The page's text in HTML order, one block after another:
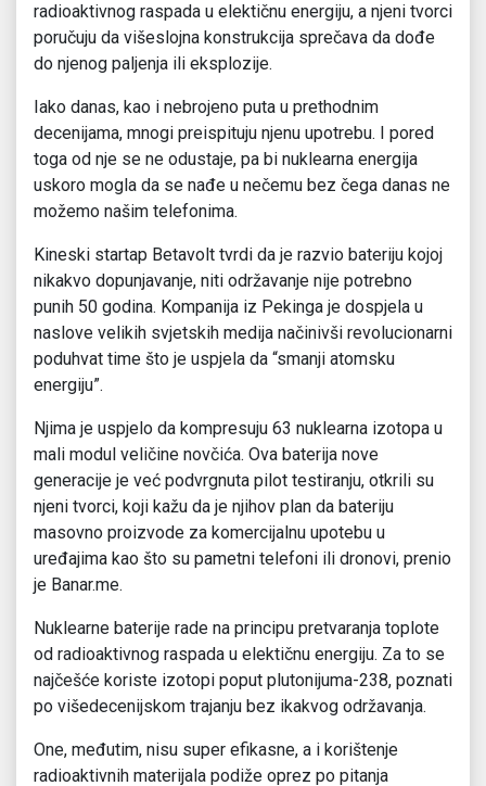
radioaktivnog raspada u elektičnu energiju, a njeni tvorci
poručuju da višeslojna konstrukcija sprečava da dođe
do njenog paljenja ili eksplozije.
Iako danas, kao i nebrojeno puta u prethodnim
decenijama, mnogi preispituju njenu upotrebu. I pored
toga od nje se ne odustaje, pa bi nuklearna energija
uskoro mogla da se nađe u nečemu bez čega danas ne
možemo našim telefonima.
Kineski startap Betavolt tvrdi da je razvio bateriju kojoj
nikakvo dopunjavanje, niti održavanje nije potrebno
punih 50 godina. Kompanija iz Pekinga je dospjela u
naslove velikih svjetskih medija načinivši revolucionarni
poduhvat time što je uspjela da “smanji atomsku
energiju”.
Njima je uspjelo da kompresuju 63 nuklearna izotopa u
mali modul veličine novčića. Ova baterija nove
generacije je već podvrgnuta pilot testiranju, otkrili su
njeni tvorci, koji kažu da je njihov plan da bateriju
masovno proizvode za komercijalnu upotebu u
uređajima kao što su pametni telefoni ili dronovi, prenio
je Banar.me.
Nuklearne baterije rade na principu pretvaranja toplote
od radioaktivnog raspada u elektičnu energiju. Za to se
najčešće koriste izotopi poput plutonijuma-238, poznati
po višedecenijskom trajanju bez ikakvog održavanja.
One, međutim, nisu super efikasne, a i korištenje
radioaktivnih materijala podiže oprez po pitanja